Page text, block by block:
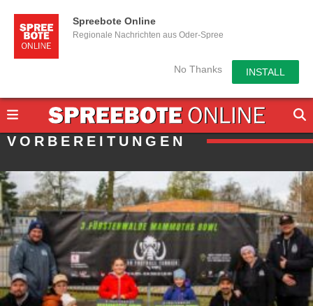
Spreebote Online
Regionale Nachrichten aus Oder-Spree
No Thanks INSTALL
VORBEREITUNGEN